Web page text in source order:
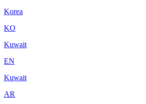
Korea
KO
Kuwait
EN
Kuwait
AR